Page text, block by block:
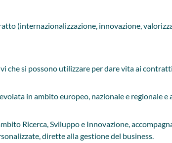
(internazionalizzazione, innovazione,
che si possono utilizzare per dare vita ai
in ambito europeo, nazionale e regionale e
Ricerca, Sviluppo e Innovazione,
dirette alla gestione del business.